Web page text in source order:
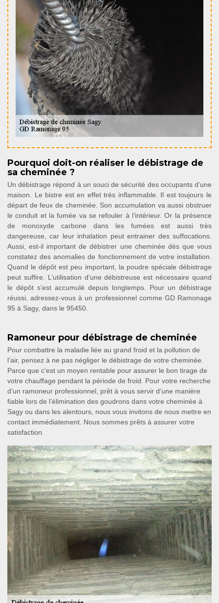
Pourquoi doit-on réaliser le débistrage de
sa cheminée ?
Un débistrage répond à un souci de sécurité des occupants d’une
maison. Le bistre est en effet très inflammable. Il est toujours le
départ de feux de cheminée. Son accumulation va aussi obstruer
le conduit et la fumée va se refouler à l’intérieur. Or la présence
de monoxyde carbone dans les fumées est aussi très
dangereuse, car leur inhalation peut entrainer des suffocations.
Aussi, est-il important de débistrer une cheminée dès que vous
constatez des anomalies de fonctionnement de votre installation.
Quand le dépôt est peu important, la poudre spéciale débistrage
peut suffire. L’utilisation d’une débistreuse est nécessaire quand
le dépôt s’est accumulé depuis longtemps. Pour un débistrage
réussi, adressez-vous à un professionnel comme GD Ramonage
95 à Sagy, dans le 95450.
Ramoneur pour débistrage de cheminée
Pour combattre la maladie liée au grand froid et la pollution de
l’air, pensez à ne pas négliger le débistrage de votre cheminée.
Parce que c’est un moyen rentable pour assurer le bon tirage de
votre chauffage pendant la période de froid. Pour votre recherche
d’un ramoneur professionnel, prêt à vous servir d’une manière
fiable lors de l’élimination des goudrons dans votre cheminée à
Sagy ou dans les alentours, nous vous invitons de nous mettre en
contact immédiatement. Nous sommes prêts à assurer votre
satisfaction.